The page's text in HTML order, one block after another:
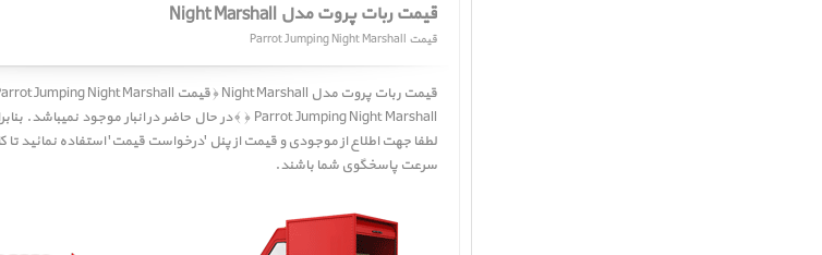
قیمت ربات پروت مدل Night Marshall
قیمت Parrot Jumping Night Marshall
قیمت ربات پروت مدل Night Marshall ﴿ قیمت Parrot Jumping Night Marshall ﴾. متاسفانه
﴿ Parrot Jumping Night Marshall ﴾ در حال حاضر در انبار موجود نمیباشد.
سرعت پاسخگوی شما باشند.